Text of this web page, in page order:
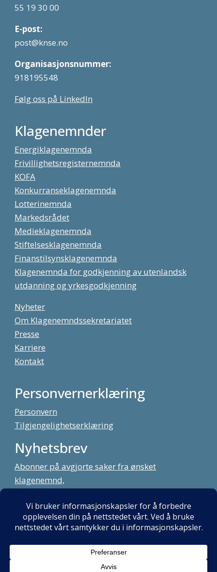
55 19 30 00
E-post:
post@knse.no
Organisasjonsnummer:
918195548
Følg oss på LinkedIn
Klagenemnder
Energiklagenemnda
Frivillighetsregisternemnda
KOFA
Konkurranseklagenemnda
Lotterinemnda
Markedsrådet
Medieklagenemnda
Stiftelsesklagenemnda
Finanstilsynsklagenemnda
Klagenemnda for godkjenning av utenlandsk
utdanning og yrkesgodkjenning
Nyheter
Om Klagenemndssekretariatet
Presse
Karriere
Kontakt
Personvernerklæring
Personvern
Tilgjengelighetserklæring
Nyhetsbrev
Abonner på avgjorte saker fra ønsket
klagenemnd,